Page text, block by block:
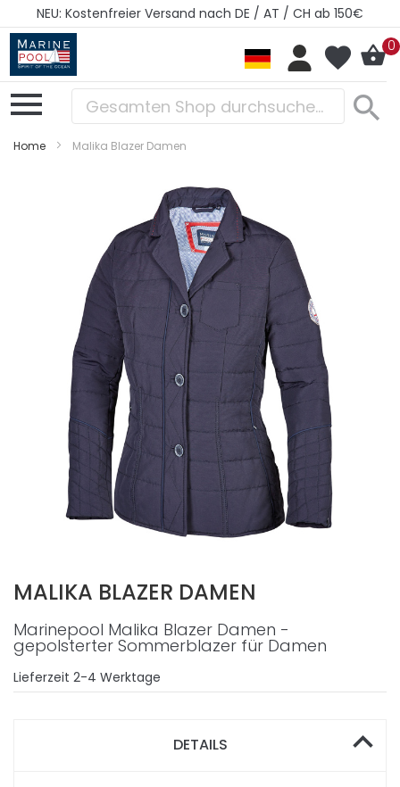
NEU: Kostenfreier Versand nach DE / AT / CH ab 150€
0
Home Malika Blazer Damen
Bildergalerie
Bildergalerie
MALIKA BLAZER DAMEN
Marinepool Malika Blazer Damen -
gepolsterter Sommerblazer für Damen
Lieferzeit 2-4 Werktage
DETAILS